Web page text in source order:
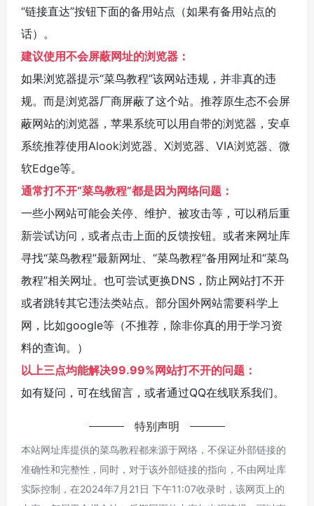
“链接直达”按钮下面的备用站点（如果有备用站点的
话）。
建议使用不会屏蔽网址的浏览器：
如果浏览器提示“菜鸟教程”该网站违规，并非真的违
规。而是浏览器厂商屏蔽了这个站。推荐原生态不会屏
蔽网站的浏览器，苹果系统可以用自带的浏览器，安卓
系统推荐使用Alook浏览器、 X浏览器、 VIA浏览器、 微
软Edge等。
通常打不开“菜鸟教程”都是因为网络问题：
一些小网站可能会关停、维护、被攻击等，可以稍后重
新尝试访问，或者点击上面的反馈按钮。或者来网址库
寻找“菜鸟教程”最新网址、“菜鸟教程”备用网址和“菜鸟
教程”相关网址。也可尝试更换DNS，防止网站打不开
或者跳转其它违法类站点。部分国外网站需要科学上
网，比如google等（不推荐，除非你真的用于学习资
料的查询。）
以上三点均能解决99.99%网站打不开的问题：
如有疑问，可在线留言，或者通过QQ在线联系我们。
特别声明
本站网址库提供的菜鸟教程都来源于网络，不保证外部链接的
准确性和完整性，同时，对于该外部链接的指向，不由网址库
实际控制，在2024年7月21日 下午11:07收录时，该网页上的